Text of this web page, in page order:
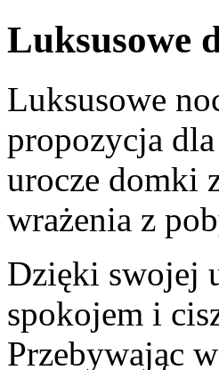
Luksusowe
Luksusowe
propozycja
urocze domki
wrażenia z
Dzięki swojej
spokojem⁢ i
Przebywając